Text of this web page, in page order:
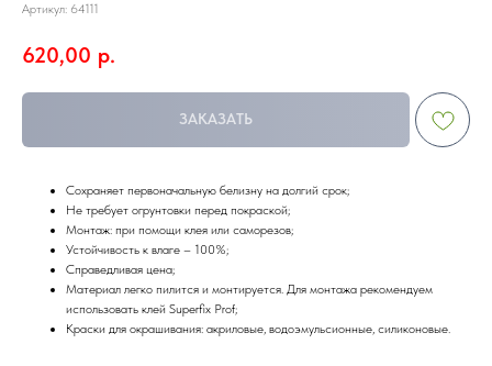
Артикул: 64111
620,00 р.
ЗАКАЗАТЬ
Сохраняет первоначальную белизну на долгий срок;
Не требует огрунтовки перед покраской;
Монтаж: при помощи клея или саморезов;
Устойчивость к влаге – 100%;
Справедливая цена;
Материал легко пилится и монтируется. Для монтажа рекомендуем
использовать клей Superfix Prof;
Краски для окрашивания: акриловые, водоэмульсионные, силиконовые.